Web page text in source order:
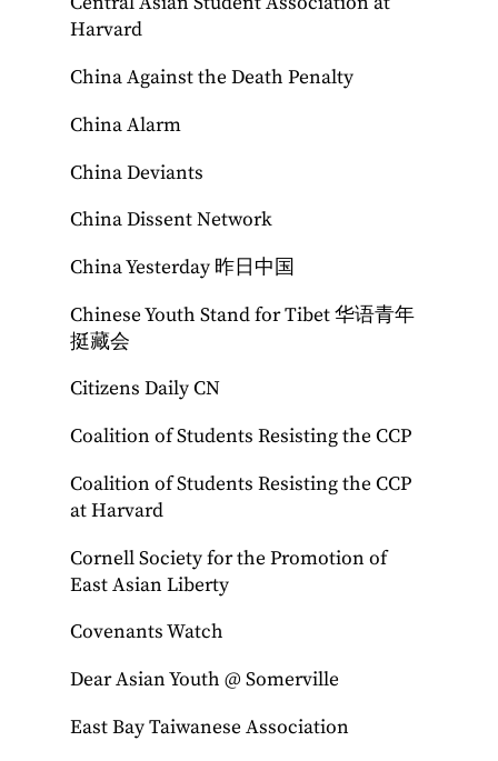
Harvard
China Against the Death Penalty
China Alarm
China Deviants
China Dissent Network
China Yesterday 昨日中国
Chinese Youth Stand for Tibet 华语青年
挺藏会
Citizens Daily CN
Coalition of Students Resisting the CCP
Coalition of Students Resisting the CCP
at Harvard
Cornell Society for the Promotion of
East Asian Liberty
Covenants Watch
Dear Asian Youth @ Somerville
East Bay Taiwanese Association